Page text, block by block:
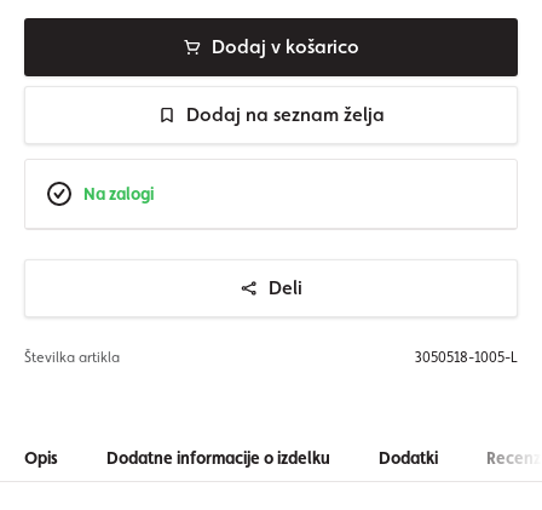
Dodaj v košarico
Dodaj na seznam želja
Na zalogi
Deli
Številka artikla 3050518-1005-L
Opis Dodatne informacije o izdelku Dodatki